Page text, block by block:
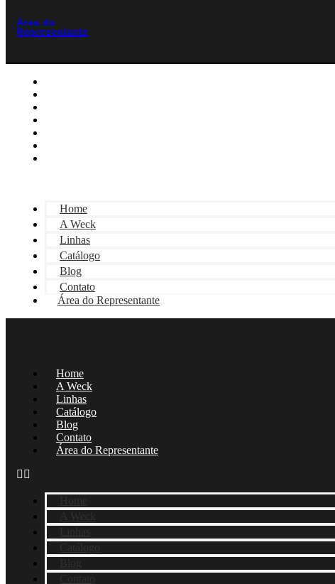
Área do
Representante
Home
A Weck
Linhas
Catálogo
Blog
Contato
Área do Representante
Home
A Weck
Linhas
Catálogo
Blog
Contato
Área do Representante